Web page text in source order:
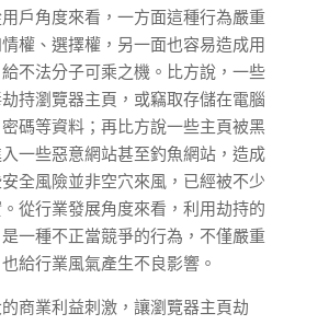
戶角度來看，一方面這種行為嚴重
權、選擇權，另一面也容易造成用
不法分子可乘之機。比方說，一些
持瀏覽器主頁，或竊取存儲在電腦
密碼等資料；再比方說一些主頁被黑
一些惡意網站甚至釣魚網站，造成
全風險並非空穴來風，已經被不少
從行業發展角度來看，利用劫持的
一種不正當競爭的行為，不僅嚴重
給行業風氣產生不良影響。
業利益刺激，讓瀏覽器主頁劫